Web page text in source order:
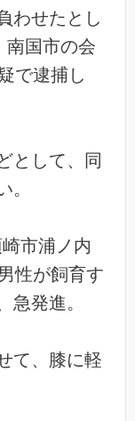
わせたとし
南国市の会
で逮捕し
として、同
。
市浦ノ内
性が飼育す
急発進。
て、膝に軽